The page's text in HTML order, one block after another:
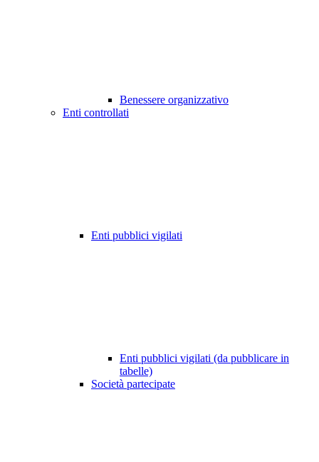
Benessere organizzativo
Enti controllati
Enti pubblici vigilati
Enti pubblici vigilati (da pubblicare in
tabelle)
Società partecipate